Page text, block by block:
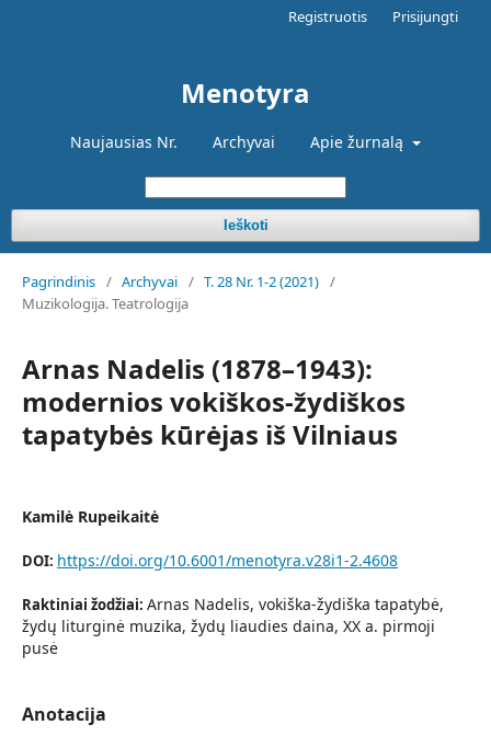
Menotyra
Naujausias Nr. Archyvai Apie žurnalą
Ieškoti
Registruotis Prisijungti
Pagrindinis / Archyvai / T. 28 Nr. 1-2 (2021) /
Muzikologija. Teatrologija
Arnas Nadelis (1878–1943):
modernios vokiškos-žydiškos
tapatybės kūrėjas iš Vilniaus
Kamilė Rupeikaitė
DOI: https://doi.org/10.6001/menotyra.v28i1-2.4608
Raktiniai žodžiai: Arnas Nadelis, vokiška-žydiška tapatybė,
žydų liturginė muzika, žydų liaudies daina, XX a. pirmoji
pusė
Anotacija